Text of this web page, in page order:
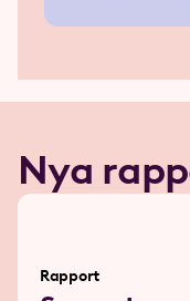
Nya
Rapport